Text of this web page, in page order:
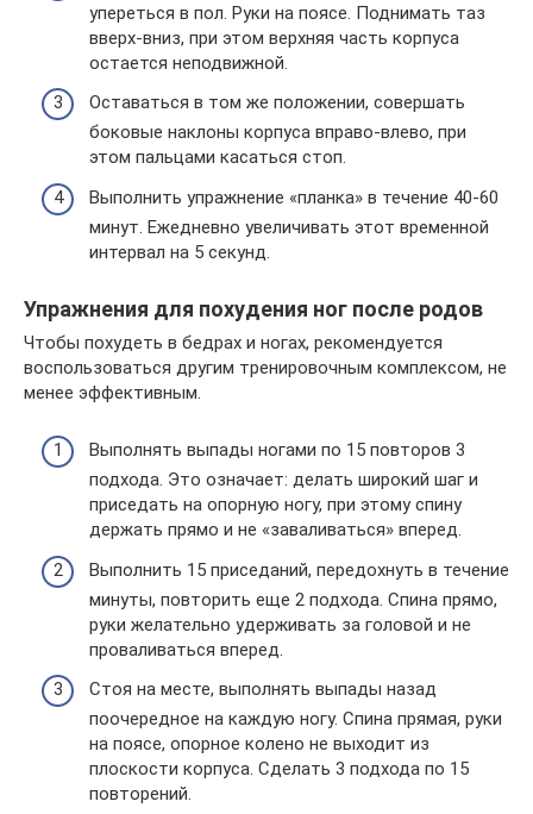
упереться в пол. Руки на поясе. Поднимать таз
вверх-вниз, при этом верхняя часть корпуса
остается неподвижной.
Оставаться в том же положении, совершать
боковые наклоны корпуса вправо-влево, при
этом пальцами касаться стоп.
Выполнить упражнение «планка» в течение 40-60
минут. Ежедневно увеличивать этот временной
интервал на 5 секунд.
Упражнения для похудения ног после родов
Чтобы похудеть в бедрах и ногах, рекомендуется
воспользоваться другим тренировочным комплексом, не
менее эффективным.
Выполнять выпады ногами по 15 повторов 3
подхода. Это означает: делать широкий шаг и
приседать на опорную ногу, при этому спину
держать прямо и не «заваливаться» вперед.
Выполнить 15 приседаний, передохнуть в течение
минуты, повторить еще 2 подхода. Спина прямо,
руки желательно удерживать за головой и не
проваливаться вперед.
Стоя на месте, выполнять выпады назад
поочередное на каждую ногу. Спина прямая, руки
на поясе, опорное колено не выходит из
плоскости корпуса. Сделать 3 подхода по 15
повторений.